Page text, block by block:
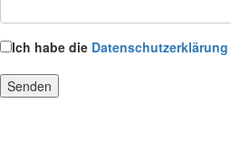
Ich habe die Datenschutzerklärung